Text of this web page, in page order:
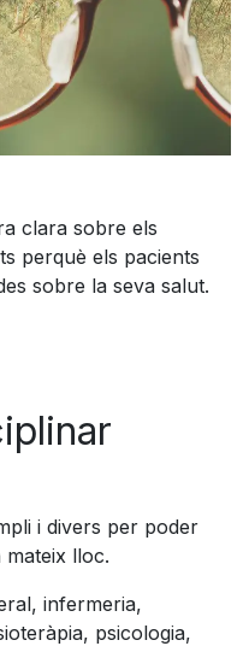
clara sobre els
perquè els pacients
sobre la seva salut.
i divers per poder
lloc.
infermeria,
psicologia,